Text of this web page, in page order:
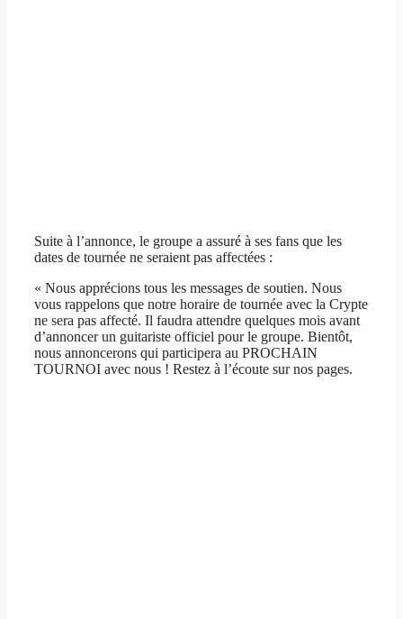
Suite à l’annonce, le groupe a assuré à ses fans que les
dates de tournée ne seraient pas affectées :
« Nous apprécions tous les messages de soutien. Nous
vous rappelons que notre horaire de tournée avec la Crypte
ne sera pas affecté. Il faudra attendre quelques mois avant
d’annoncer un guitariste officiel pour le groupe. Bientôt,
nous annoncerons qui participera au PROCHAIN ​​
TOURNOI avec nous ! Restez à l’écoute sur nos pages.